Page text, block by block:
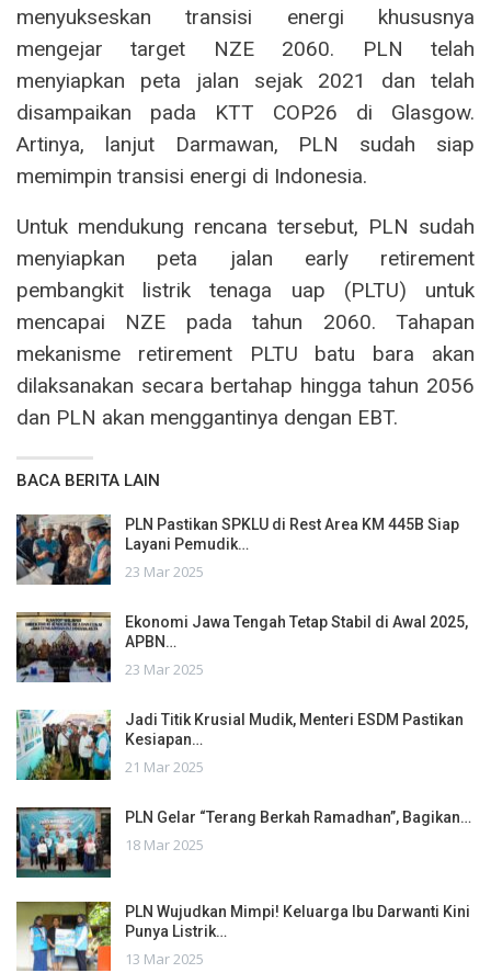
menyukseskan transisi energi khususnya
mengejar target NZE 2060. PLN telah
menyiapkan peta jalan sejak 2021 dan telah
disampaikan pada KTT COP26 di Glasgow.
Artinya, lanjut Darmawan, PLN sudah siap
memimpin transisi energi di Indonesia.
Untuk mendukung rencana tersebut, PLN sudah
menyiapkan peta jalan early retirement
pembangkit listrik tenaga uap (PLTU) untuk
mencapai NZE pada tahun 2060. Tahapan
mekanisme retirement PLTU batu bara akan
dilaksanakan secara bertahap hingga tahun 2056
dan PLN akan menggantinya dengan EBT.
BACA BERITA LAIN
PLN Pastikan SPKLU di Rest Area KM 445B Siap
Layani Pemudik…
23 Mar 2025
Ekonomi Jawa Tengah Tetap Stabil di Awal 2025,
APBN…
23 Mar 2025
Jadi Titik Krusial Mudik, Menteri ESDM Pastikan
Kesiapan…
21 Mar 2025
PLN Gelar “Terang Berkah Ramadhan”, Bagikan…
18 Mar 2025
PLN Wujudkan Mimpi! Keluarga Ibu Darwanti Kini
Punya Listrik…
13 Mar 2025